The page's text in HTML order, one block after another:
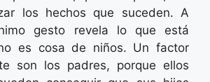
los hechos que suceden. A
gesto revela lo que está
es cosa de niños. Un factor
son los padres, porque ellos